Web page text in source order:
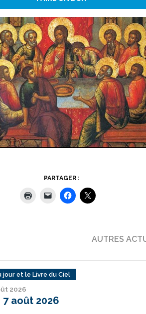
PARTAGER :
AUTRES
jour et le Livre du Ciel
2026
août 2026